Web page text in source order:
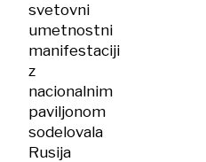
svetovni
umetnostni
manifestaciji
z
nacionalnim
paviljonom
sodelovala
Rusija